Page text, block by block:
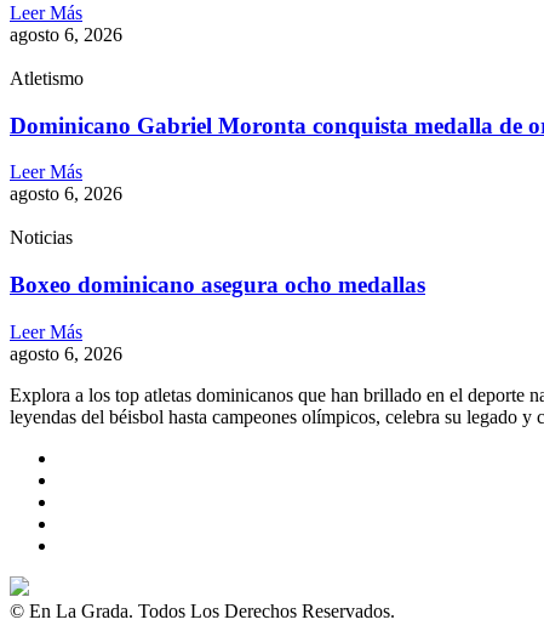
Leer Más
agosto 6, 2026
Atletismo
Dominicano Gabriel Moronta conquista medalla de
Leer Más
agosto 6, 2026
Noticias
Boxeo dominicano asegura ocho medallas
Leer Más
agosto 6, 2026
Explora a los top atletas dominicanos que han brillado en el deporte
leyendas del béisbol hasta campeones olímpicos, celebra su legado
© En La Grada. Todos Los Derechos Reservados.